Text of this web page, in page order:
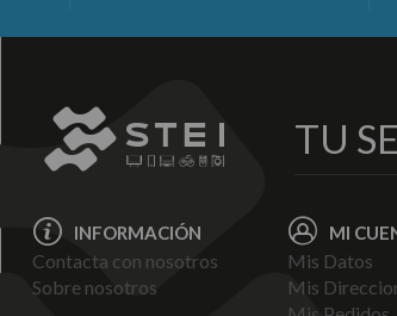
TU
INFORMACIÓN
Contacta con nosotros
Sobre nosotros
MI
Mis Datos
Mis